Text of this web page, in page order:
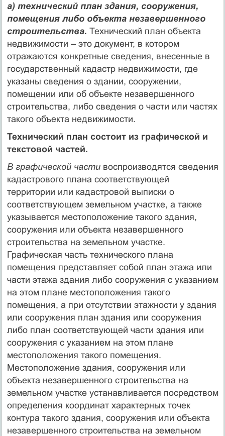
а) технический план здания, сооружения,
помещения либо объекта незавершенного
строительства. Технический план объекта
недвижимости – это документ, в котором
отражаются конкретные сведения, внесенные в
государственный кадастр недвижимости, где
указаны сведения о здании, сооружении,
помещении или об объекте незавершенного
строительства, либо сведения о части или частях
такого объекта недвижимости.
Технический план состоит из графической и
текстовой частей.
В графической частивоспроизводятся сведения
кадастрового плана соответствующей
территории или кадастровой выписки о
соответствующем земельном участке, а также
указывается местоположение такого здания,
сооружения или объекта незавершенного
строительства на земельном участке.
Графическая часть технического плана
помещения представляет собой план этажа или
части этажа здания либо сооружения с указанием
на этом плане местоположения такого
помещения, а при отсутствии этажности у здания
или сооружения план здания или сооружения
либо план соответствующей части здания или
сооружения с указанием на этом плане
местоположения такого помещения.
Местоположение здания, сооружения или
объекта незавершенного строительства на
земельном участке устанавливается посредством
определения координат характерных точек
контура такого здания, сооружения или объекта
незавершенного строительства на земельном